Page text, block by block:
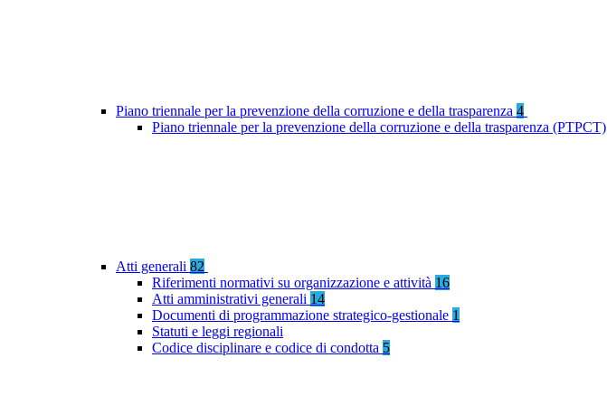
Piano triennale per la prevenzione della corruzione e della trasparenza 4
Piano triennale per la prevenzione della corruzione e della trasparenza (PTPCT)
Atti generali 82
Riferimenti normativi su organizzazione e attività 16
Atti amministrativi generali 14
Documenti di programmazione strategico-gestionale 1
Statuti e leggi regionali
Codice disciplinare e codice di condotta 5